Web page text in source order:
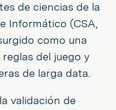
de ciencias de la
Informático (CSA,
como una
del juego y
de larga data.
validación de